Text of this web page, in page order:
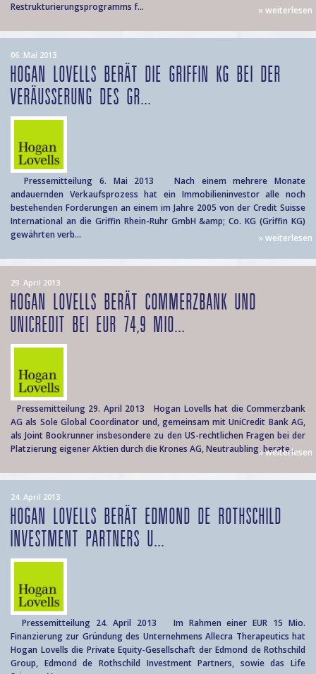
Restrukturierungsprogramms f...
» weiterlesen
06. Mai 2013
HOGAN LOVELLS BERÄT DIE GRIFFIN KG BEI DER
VERÄUSSERUNG DES GR...
Pressemitteilung 6. Mai 2013 Nach einem mehrere Monate
andauernden Verkaufsprozess hat ein Immobilieninvestor alle noch
bestehenden Forderungen an einem im Jahre 2005 von der Credit Suisse
International an die Griffin Rhein-Ruhr GmbH &amp; Co. KG (Griffin KG)
gewährten verb...
» weiterlesen
29. April 2013
HOGAN LOVELLS BERÄT COMMERZBANK UND
UNICREDIT BEI EUR 74,9 MIO...
Pressemitteilung 29. April 2013 Hogan Lovells hat die Commerzbank
AG als Sole Global Coordinator und, gemeinsam mit UniCredit Bank AG,
als Joint Bookrunner insbesondere zu den US-rechtlichen Fragen bei der
Platzierung eigener Aktien durch die Krones AG, Neutraubling, berate...
» weiterlesen
24. April 2013
HOGAN LOVELLS BERÄT EDMOND DE ROTHSCHILD
INVESTMENT PARTNERS U...
Pressemitteilung 24. April 2013 Im Rahmen einer EUR 15 Mio.
Finanzierung zur Gründung des Unternehmens Allecra Therapeutics hat
Hogan Lovells die Private Equity-Gesellschaft der Edmond de Rothschild
Group, Edmond de Rothschild Investment Partners, sowie das Life